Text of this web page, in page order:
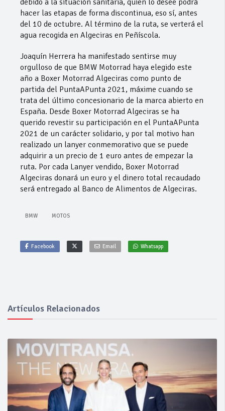
debido a la situación sanitaria, quien lo desee podrá
hacer las etapas de forma discontinua, eso sí, antes
del 10 de octubre. Al término de la ruta, se verterá el
agua recogida en Algeciras en Peñíscola.
Joaquín Herrera ha manifestado sentirse muy
orgulloso de que BMW Motorrad haya elegido este
año a Boxer Motorrad Algeciras como punto de
partida del PuntaAPunta 2021, máxime cuando se
trata del último concesionario de la marca abierto en
España. Desde Boxer Motorrad Algeciras se ha
querido revestir su participación en el PuntaAPunta
2021 de un carácter solidario, y por tal motivo han
realizado un lanyer conmemorativo que se puede
adquirir a un precio de 1 euro antes de empezar la
ruta. Por cada Lanyer vendido, Boxer Motorrad
Algeciras donará un euro y el dinero total recaudado
será entregado al Banco de Alimentos de Algeciras.
BMW MOTOS
Facebook Email Whatsapp
Artículos Relacionados